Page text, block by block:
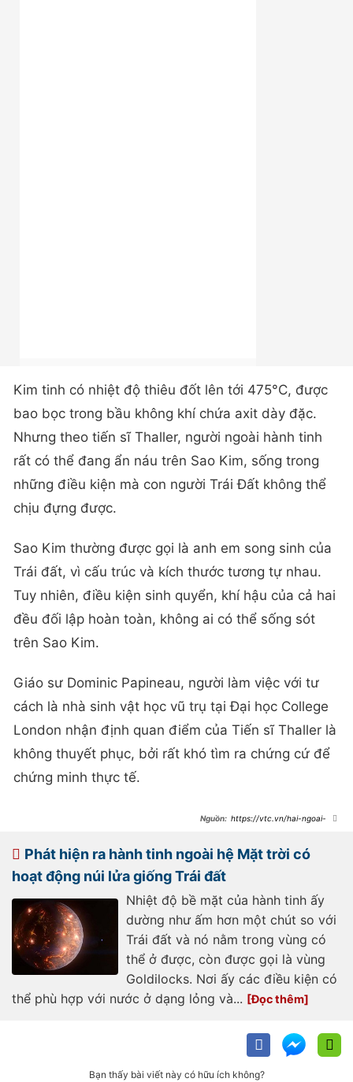
Kim tinh có nhiệt độ thiêu đốt lên tới 475°C, được
bao bọc trong bầu không khí chứa axit dày đặc.
Nhưng theo tiến sĩ Thaller, người ngoài hành tinh
rất có thể đang ẩn náu trên Sao Kim, sống trong
những điều kiện mà con người Trái Đất không thể
chịu đựng được.
Sao Kim thường được gọi là anh em song sinh của
Trái đất, vì cấu trúc và kích thước tương tự nhau.
Tuy nhiên, điều kiện sinh quyển, khí hậu của cả hai
đều đối lập hoàn toàn, không ai có thể sống sót
trên Sao Kim.
Giáo sư Dominic Papineau, người làm việc với tư
cách là nhà sinh vật học vũ trụ tại Đại học College
London nhận định quan điểm của Tiến sĩ Thaller là
không thuyết phục, bởi rất khó tìm ra chứng cứ để
chứng minh thực tế.
https://vtc.vn/hai-ngoai-
Phát hiện ra hành tinh ngoài hệ Mặt trời có
hoạt động núi lửa giống Trái đất
Nhiệt độ bề mặt của hành tinh ấy
dường như ấm hơn một chút so với
Trái đất và nó nằm trong vùng có
thể ở được, còn được gọi là vùng
Goldilocks. Nơi ấy các điều kiện có
thể phù hợp với nước ở dạng lỏng và...
Bạn thấy bài viết này có hữu ích không?